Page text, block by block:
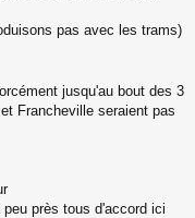
pas avec les trams)
jusqu'au bout des 3
Francheville seraient pas
près tous d'accord ici